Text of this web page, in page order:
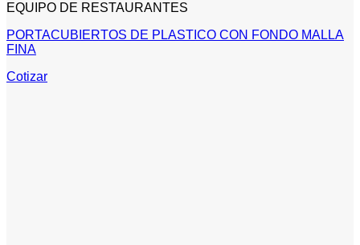
EQUIPO DE RESTAURANTES
PORTACUBIERTOS DE PLASTICO CON FONDO MALLA
FINA
Cotizar